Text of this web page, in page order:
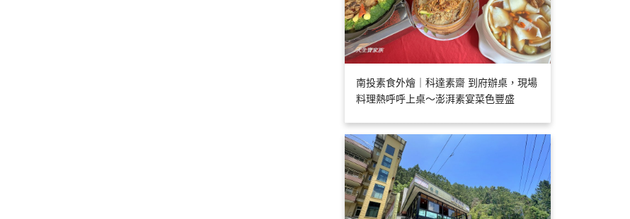
南投素食外燴｜科達素齋 到府辦桌，現場
料理熱呼呼上桌～澎湃素宴菜色豐盛